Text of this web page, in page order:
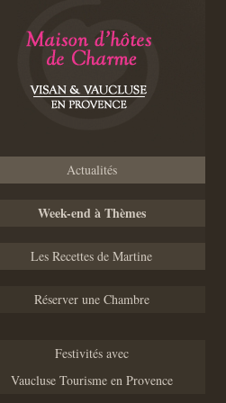
Actualités
Week-end à Thèmes
Les Recettes de Martine
Réserver une Chambre
Festivités avec
Vaucluse Tourisme en Provence